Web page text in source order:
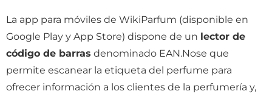
La app para móviles de WikiParfum (disponible en
Google Play y App Store) dispone de un lector de
código de barras denominado EAN.Nose que
permite escanear la etiqueta del perfume para
ofrecer información a los clientes de la perfumería y,